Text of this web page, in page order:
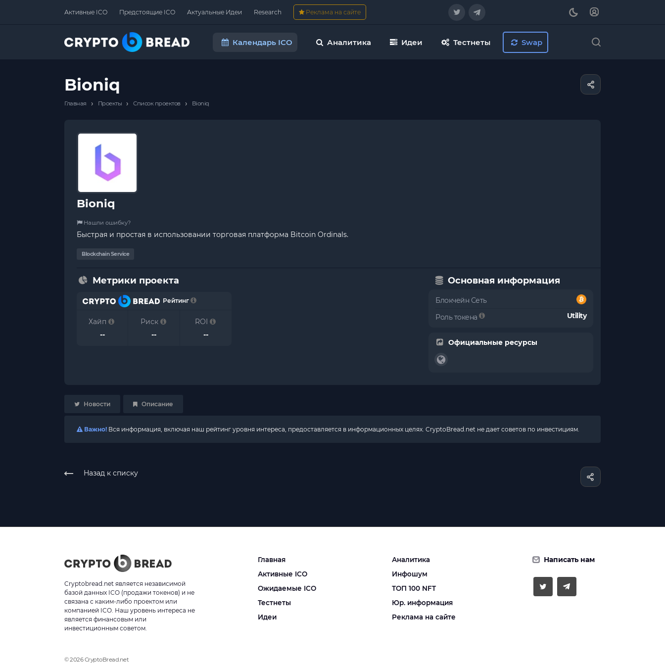
Активные ICO Предстоящие ICO Актуальные Идеи Research Реклама на сайте
Календарь ICO Аналитика Идеи Тестнеты Swap
Bioniq
Главная › Проекты › Список проектов › Bioniq
Bioniq
Нашли ошибку?
Быстрая и простая в использовании торговая платформа Bitcoin Ordinals.
Blockchain Service
Метрики проекта
Рейтинг
Хайп
--
Риск
--
ROI
--
Основная информация
Блокчейн Сеть
Роль токена
Utility
Официальные ресурсы
Новости Описание
Важно! Вся информация, включая наш рейтинг уровня интереса, предоставляется в информационных целях. CryptoBread.net не дает советов по инвестициям.
Назад к списку
Cryptobread.net является независимой
базой данных ICO (продажи токенов) и не
связана с каким-либо проектом или
компанией ICO. Наш уровень интереса не
является финансовым или
инвестиционным советом.
Главная
Активные ICO
Ожидаемые ICO
Тестнеты
Идеи
Аналитика
Инфошум
ТОП 100 NFT
Юр. информация
Реклама на сайте
Написать нам
© 2026 CryptoBread.net